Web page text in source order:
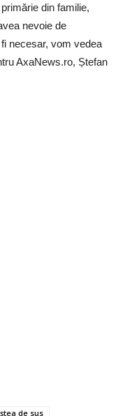
din familie,
nevoie de
necesar, vom vedea
AxaNews.ro, Ștefan
de sus